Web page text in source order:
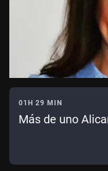
01H 29 MIN
Más de uno